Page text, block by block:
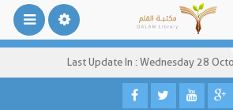
Last Update In : Wednesday 28